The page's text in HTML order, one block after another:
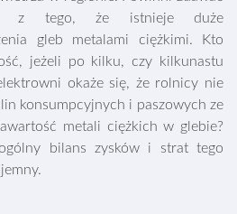
z tego, że istnieje duże
gleb metalami ciężkimi. Kto
jeżeli po kilku, czy kilkunastu
okaże się, że rolnicy nie
konsumpcyjnych i paszowych ze
metali ciężkich w glebie?
bilans zysków i strat tego